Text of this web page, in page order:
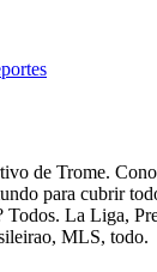
de Trome.
para cubrir
Todos. La Liga,
MLS, todo.